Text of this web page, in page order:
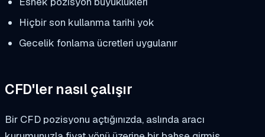
Hiçbir son kullanma tarihi yok
Gecelik fonlama ücretleri uygulanır
CFD'ler nasıl çalışır
Bir CFD pozisyonu açtığınızda, aslında aracı